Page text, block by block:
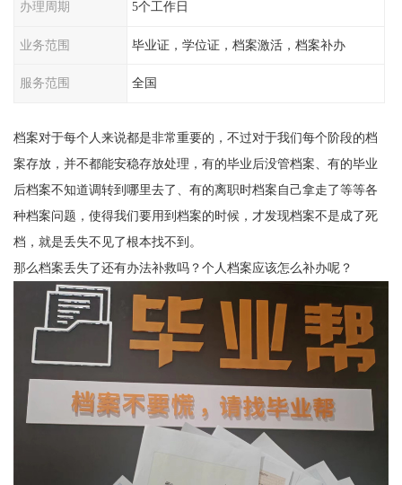
办理周期 5个工作日
业务范围 毕业证，学位证，档案激活，档案补办
服务范围 全国
档案对于每个人来说都是非常重要的，不过对于我们每个阶段的档
案存放，并不都能安稳存放处理，有的毕业后没管档案、有的毕业
后档案不知道调转到哪里去了、有的离职时档案自己拿走了等等各
种档案问题，使得我们要用到档案的时候，才发现档案不是成了死
档，就是丢失不见了根本找不到。
那么档案丢失了还有办法补救吗？个人档案应该怎么补办呢？